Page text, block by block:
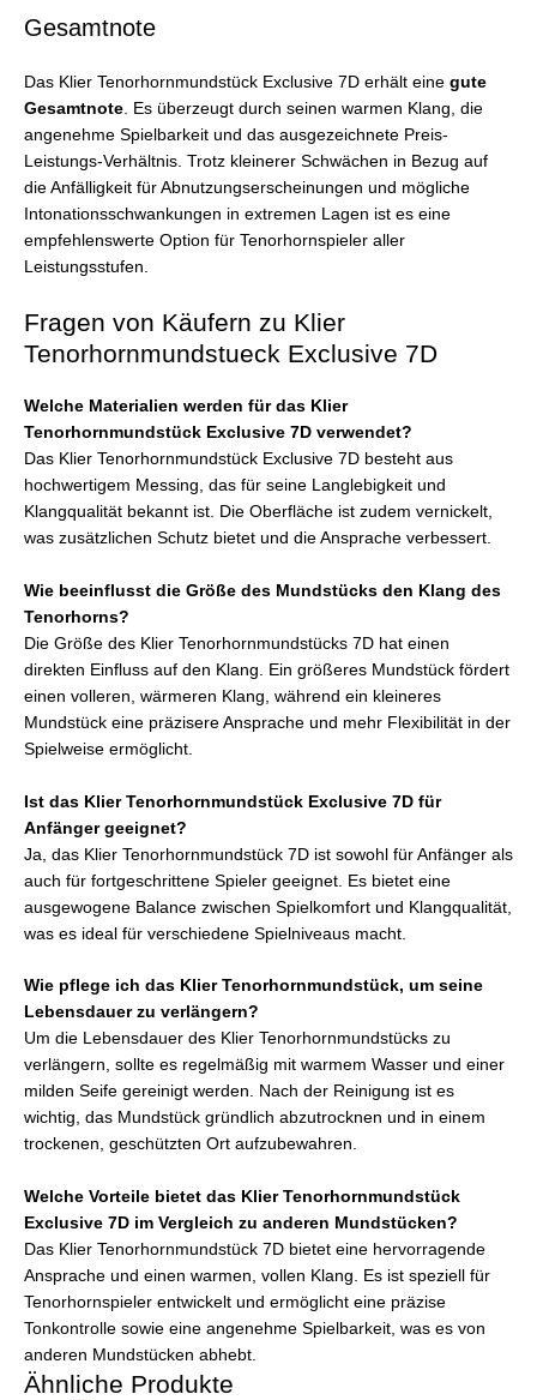
Gesamtnote
Das Klier Tenorhornmundstück Exclusive 7D erhält eine gute
Gesamtnote . Es überzeugt durch seinen warmen Klang, die
angenehme Spielbarkeit und das ausgezeichnete Preis-
Leistungs-Verhältnis. Trotz kleinerer Schwächen in Bezug auf
die Anfälligkeit für Abnutzungserscheinungen und mögliche
Intonationsschwankungen in extremen Lagen ist es eine
empfehlenswerte Option für Tenorhornspieler aller
Leistungsstufen.
Fragen von Käufern zu Klier
Tenorhornmundstueck Exclusive 7D
Welche Materialien werden für das Klier
Tenorhornmundstück Exclusive 7D verwendet?
Das Klier Tenorhornmundstück Exclusive 7D besteht aus
hochwertigem Messing, das für seine Langlebigkeit und
Klangqualität bekannt ist. Die Oberfläche ist zudem vernickelt,
was zusätzlichen Schutz bietet und die Ansprache verbessert.
Wie beeinflusst die Größe des Mundstücks den Klang des
Tenorhorns?
Die Größe des Klier Tenorhornmundstücks 7D hat einen
direkten Einfluss auf den Klang. Ein größeres Mundstück fördert
einen volleren, wärmeren Klang, während ein kleineres
Mundstück eine präzisere Ansprache und mehr Flexibilität in der
Spielweise ermöglicht.
Ist das Klier Tenorhornmundstück Exclusive 7D für
Anfänger geeignet?
Ja, das Klier Tenorhornmundstück 7D ist sowohl für Anfänger als
auch für fortgeschrittene Spieler geeignet. Es bietet eine
ausgewogene Balance zwischen Spielkomfort und Klangqualität,
was es ideal für verschiedene Spielniveaus macht.
Wie pflege ich das Klier Tenorhornmundstück, um seine
Lebensdauer zu verlängern?
Um die Lebensdauer des Klier Tenorhornmundstücks zu
verlängern, sollte es regelmäßig mit warmem Wasser und einer
milden Seife gereinigt werden. Nach der Reinigung ist es
wichtig, das Mundstück gründlich abzutrocknen und in einem
trockenen, geschützten Ort aufzubewahren.
Welche Vorteile bietet das Klier Tenorhornmundstück
Exclusive 7D im Vergleich zu anderen Mundstücken?
Das Klier Tenorhornmundstück 7D bietet eine hervorragende
Ansprache und einen warmen, vollen Klang. Es ist speziell für
Tenorhornspieler entwickelt und ermöglicht eine präzise
Tonkontrolle sowie eine angenehme Spielbarkeit, was es von
anderen Mundstücken abhebt.
Ähnliche Produkte